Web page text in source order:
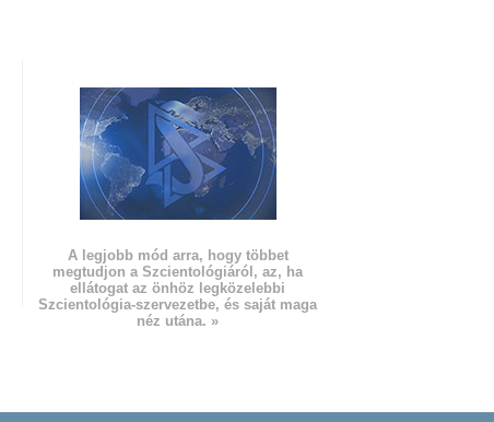
A legjobb mód arra, hogy többet
megtudjon a Szcientológiáról, az, ha
ellátogat az önhöz legközelebbi
Szcientológia-szervezetbe, és saját maga
néz utána. »